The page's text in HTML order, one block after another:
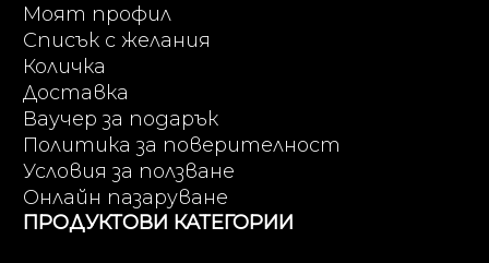
Моят профил
Списък с желания
Количка
Доставка
Ваучер за подарък
Политика за поверителност
Условия за ползване
Онлайн пазаруване
ПРОДУКТОВИ КАТЕГОРИИ